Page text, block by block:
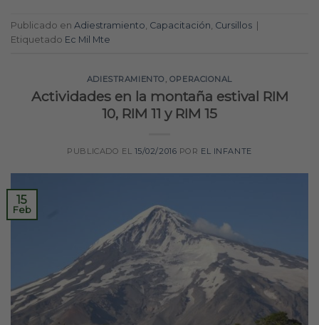
Publicado en Adiestramiento, Capacitación, Cursillos
Etiquetado Ec Mil Mte
ADIESTRAMIENTO , OPERACIONAL
Actividades en la montaña estival RIM
10, RIM 11 y RIM 15
PUBLICADO EL 15/02/2016 POR EL INFANTE
15
Feb